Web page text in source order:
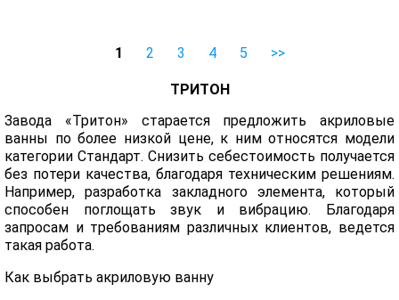
1 2 3 4 5 >>
ТРИТОН
Завода «Тритон» старается предложить акриловые
ванны по более низкой цене, к ним относятся модели
категории Стандарт. Снизить себестоимость получается
без потери качества, благодаря техническим решениям.
Например, разработка закладного элемента, который
способен поглощать звук и вибрацию. Благодаря
запросам и требованиям различных клиентов, ведется
такая работа.
Как выбрать акриловую ванну